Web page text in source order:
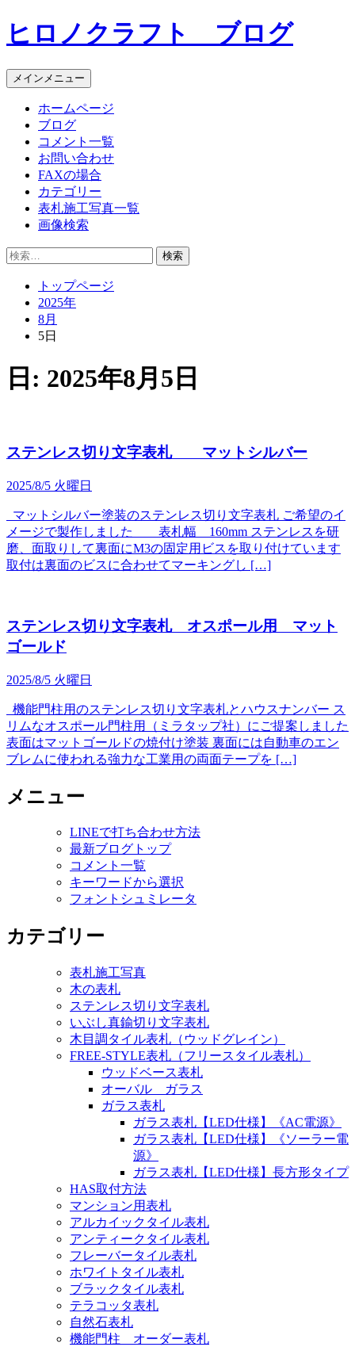
コ
ン
ン
ツ
ヒロノクラフト ブログ
メインメニュー
ホームページ
ブログ
コメント一覧
お問い合わせ
FAXの場合
カテゴリー
表札施工写真一覧
画像検索
検
トップページ
2025年
8月
5日
日: 2025年8月5日
ステンレス切り文字表札 マットシルバー
2025/8/5 火曜日
マットシルバー塗装のステンレス切り文字表札 ご希望のイ
メージで製作しました 表札幅 160mm ステンレスを研
磨、面取りして裏面にM3の固定用ビスを取り付けています
取付は裏面のビスに合わせてマーキングし […]
ステンレス切り文字表札 オスポール用 マット
ゴールド
2025/8/5 火曜日
機能門柱用のステンレス切り文字表札とハウスナンバー ス
リムなオスポール門柱用（ミラタップ社）にご提案しました
表面はマットゴールドの焼付け塗装 裏面には自動車のエン
ブレムに使われる強力な工業用の両面テープを […]
メニュー
LINEで打ち合わせ方法
最新ブログトップ
コメント一覧
キーワードから選択
フォントシュミレータ
カテゴリー
表札施工写真
木の表札
ステンレス切り文字表札
いぶし真鍮切り文字表札
木目調タイル表札（ウッドグレイン）
FREE-STYLE表札（フリースタイル表札）
ウッドベース表札
オーバル ガラス
ガラス表札
ガラス表札【LED仕様】《AC電源》
ガラス表札【LED仕様】《ソーラー電
源》
ガラス表札【LED仕様】長方形タイプ
HAS取付方法
マンション用表札
アルカイックタイル表札
アンティークタイル表札
フレーバータイル表札
ホワイトタイル表札
ブラックタイル表札
テラコッタ表札
自然石表札
機能門柱 オーダー表札